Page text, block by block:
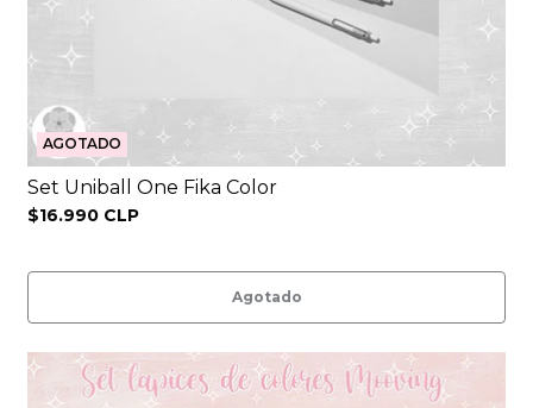
AGOTADO
Set Uniball One Fika Color
$16.990 CLP
Agotado